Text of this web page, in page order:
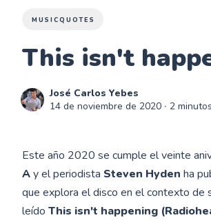
MUSICQUOTES
This isn't
José Carlos Yebes
14 de noviembre de 2020 ∙ 2
Este año 2020 se cumple el veinte
Ay el periodista Steven Hyden ha
que explora el disco en el contexto de
leídoThis isn't happening